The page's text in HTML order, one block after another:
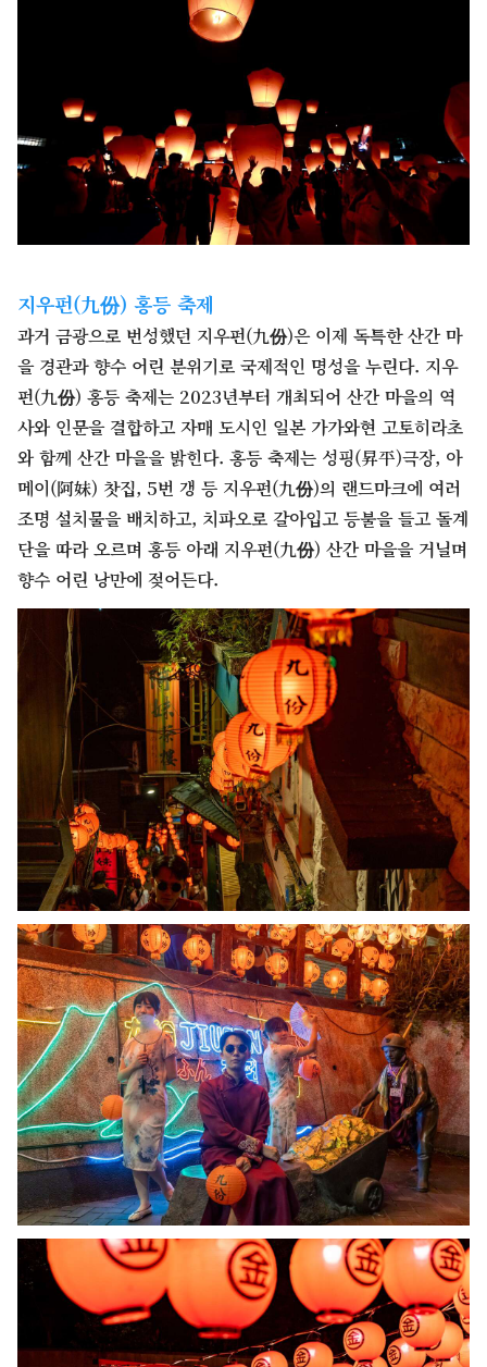
지우펀(九份) 홍등 축제
과거 금광으로 번성했던 지우펀(九份)은 이제 독특한 산간 마
을 경관과 향수 어린 분위기로 국제적인 명성을 누린다. 지우
펀(九份) 홍등 축제는 2023년부터 개최되어 산간 마을의 역
사와 인문을 결합하고 자매 도시인 일본 가가와현 고토히라초
와 함께 산간 마을을 밝힌다. 홍등 축제는 성핑(昇平)극장, 아
메이(阿妹) 찻집, 5번 갱 등 지우펀(九份)의 랜드마크에 여러
조명 설치물을 배치하고, 치파오로 갈아입고 등불을 들고 돌계
단을 따라 오르며 홍등 아래 지우펀(九份) 산간 마을을 거닐며
향수 어린 낭만에 젖어든다.​​​​​​